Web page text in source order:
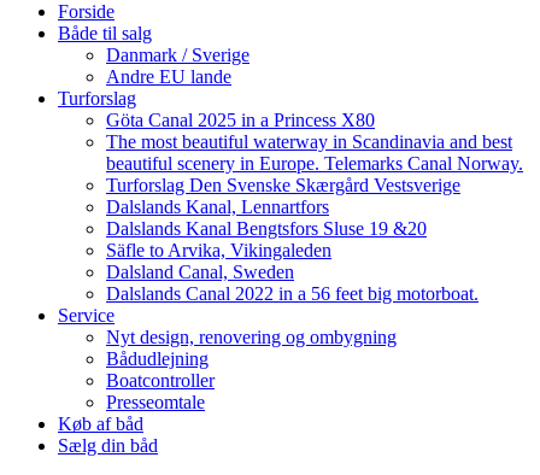
Forside
Både til salg
Danmark / Sverige
Andre EU lande
Turforslag
Göta Canal 2025 in a Princess X80
The most beautiful waterway in Scandinavia and best
beautiful scenery in Europe. Telemarks Canal Norway.
Turforslag Den Svenske Skærgård Vestsverige
Dalslands Kanal, Lennartfors
Dalslands Kanal Bengtsfors Sluse 19 &20
Säfle to Arvika, Vikingaleden
Dalsland Canal, Sweden
Dalslands Canal 2022 in a 56 feet big motorboat.
Service
Nyt design, renovering og ombygning
Bådudlejning
Boatcontroller
Presseomtale
Køb af båd
Sælg din båd